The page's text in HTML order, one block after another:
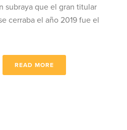
subraya que el gran titular
cerraba el año 2019 fue el
READ MORE